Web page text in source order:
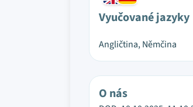
Vyučované jazyky
Angličtina, Němčina
O nás